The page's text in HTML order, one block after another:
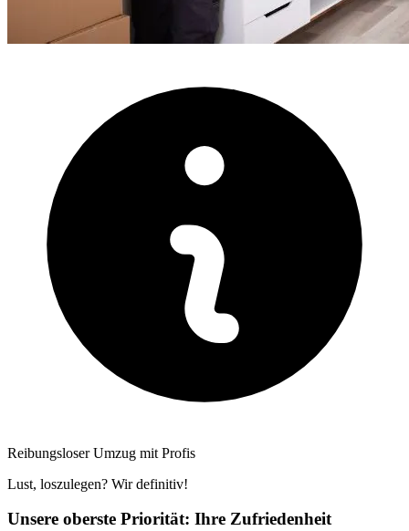
Reibungsloser Umzug mit Profis
Lust, loszulegen? Wir definitiv!
Unsere oberste Priorität: Ihre Zufriedenheit